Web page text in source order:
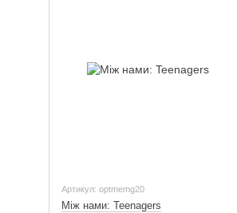
Артикул: optmemg20
Між нами: Teenagers